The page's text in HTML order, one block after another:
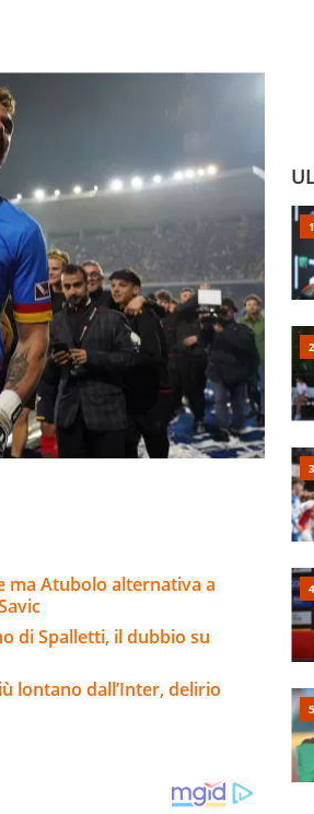
ma Atubolo alternativa a
di Spalletti, il dubbio su
lontano dall’Inter, delirio